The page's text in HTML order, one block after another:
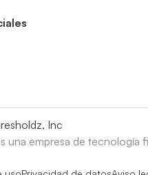
Inc
una empresa de tecnología